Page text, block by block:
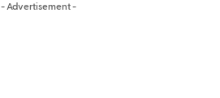
- Advertisement -